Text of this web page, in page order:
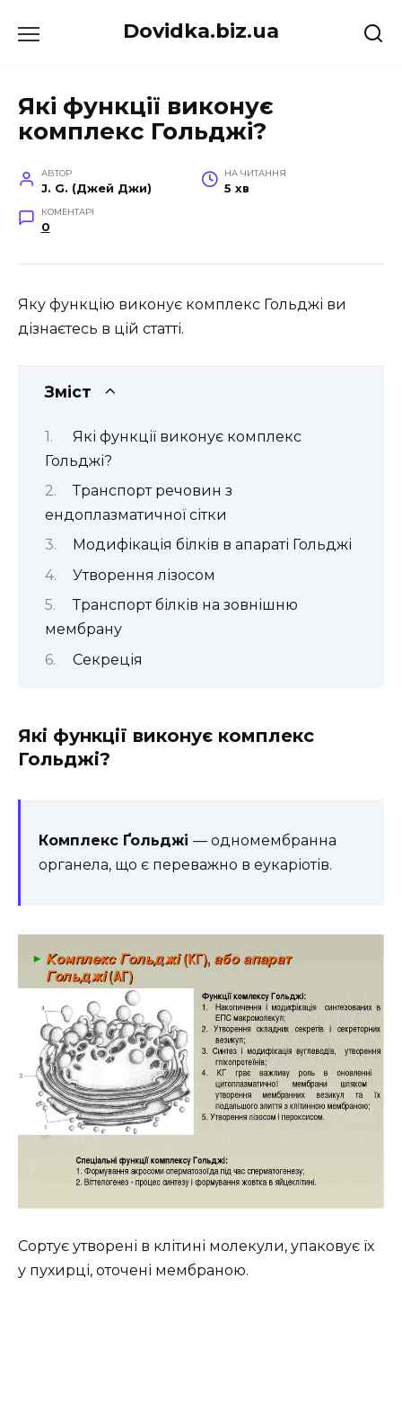
до
Dovidka.biz.ua
Які функції виконує
комплекс Гольджі?
АВТОР
J. G. (Джей Джи)
НА ЧИТАННЯ
5 хв
КОМЕНТАРІ
0
Яку функцію виконує комплекс Гольджі ви
дізнаєтесь в цій статті.
Зміст
Які функції виконує комплекс
Гольджі?
Транспорт речовин з
ендоплазматичної сітки
Модифікація білків в апараті Гольджі
Утворення лізосом
Транспорт білків на зовнішню
мембрану
Секреція
Які функції виконує комплекс
Гольджі?
Комплекс Ґольджі — одномембранна
органела, що є переважно в еукаріотів.
Сортує утворені в клітині молекули, упаковує їх
у пухирці, оточені мембраною.